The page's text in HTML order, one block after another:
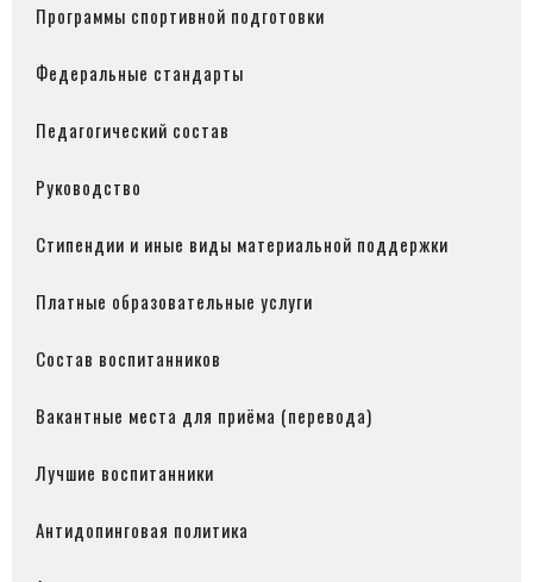
Программы спортивной подготовки
Федеральные стандарты
Педагогический состав
Руководство
Стипендии и иные виды материальной поддержки
Платные образовательные услуги
Состав воспитанников
Вакантные места для приёма (перевода)
Лучшие воспитанники
Антидопинговая политика